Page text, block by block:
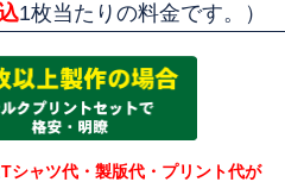
1枚当たりの料金です。）
Tシャツ代・製版代・プリント代が